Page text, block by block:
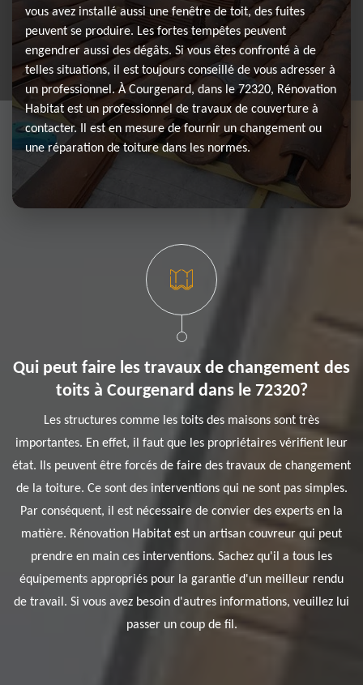
vous avez installé aussi une fenêtre de toit, des fuites
peuvent se produire. Les fortes tempêtes peuvent
engendrer aussi des dégâts. Si vous êtes confronté à de
telles situations, il est toujours conseillé de vous adresser à
un professionnel. À Courgenard, dans le 72320, Rénovation
Habitat est un professionnel de travaux de couverture à
contacter. Il est en mesure de fournir un changement ou
une réparation de toiture dans les normes.
Qui peut faire les travaux de changement des
toits à Courgenard dans le 72320?
Les structures comme les toits des maisons sont très
importantes. En effet, il faut que les propriétaires vérifient leur
état. Ils peuvent être forcés de faire des travaux de changement
de la toiture. Ce sont des interventions qui ne sont pas simples.
Par conséquent, il est nécessaire de convier des experts en la
matière. Rénovation Habitat est un artisan couvreur qui peut
prendre en main ces interventions. Sachez qu'il a tous les
équipements appropriés pour la garantie d'un meilleur rendu
de travail. Si vous avez besoin d'autres informations, veuillez lui
passer un coup de fil.